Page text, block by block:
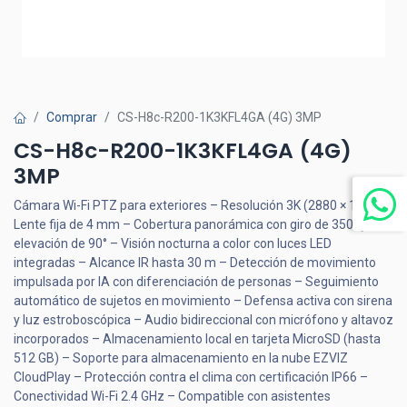
Comprar CS-H8c-R200-1K3KFL4GA (4G) 3MP
CS-H8c-R200-1K3KFL4GA (4G)
3MP
Cámara Wi-Fi PTZ para exteriores – Resolución 3K (2880 × 1620) –
Lente fija de 4 mm – Cobertura panorámica con giro de 350° y
elevación de 90° – Visión nocturna a color con luces LED
integradas – Alcance IR hasta 30 m – Detección de movimiento
impulsada por IA con diferenciación de personas – Seguimiento
automático de sujetos en movimiento – Defensa activa con sirena
y luz estroboscópica – Audio bidireccional con micrófono y altavoz
incorporados – Almacenamiento local en tarjeta MicroSD (hasta
512 GB) – Soporte para almacenamiento en la nube EZVIZ
CloudPlay – Protección contra el clima con certificación IP66 –
Conectividad Wi-Fi 2.4 GHz – Compatible con asistentes